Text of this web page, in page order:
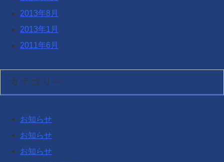
2013年8月
2013年1月
2011年6月
カテゴリー
お知らせ
お知らせ
お知らせ